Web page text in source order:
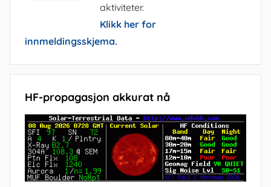
aktiviteter.
Klikk her for
innmeldingsskjema.
HF-propagasjon akkurat nå